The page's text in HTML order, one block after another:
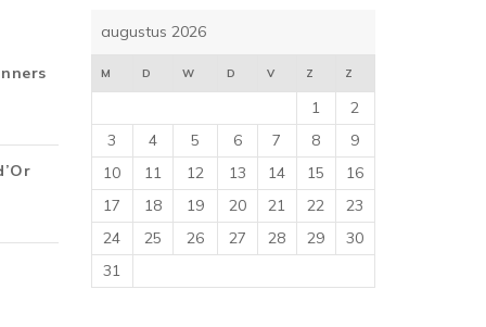
augustus 2026
M D W D V Z Z
1
2
3
4 5 6 7 8
9
10
11 12 13 14 15
16
17
18 19 20 21 22
23
24
25 26 27 28 29
30
31